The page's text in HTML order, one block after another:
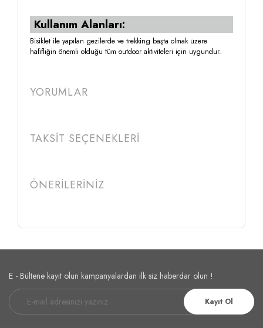
Kullanım Alanları:
Bisiklet ile yapılan gezilerde ve trekking başta olmak üzere
hafifliğin önemli olduğu tüm outdoor aktiviteleri için uygundur.
YORUMLAR
TAKSİT SEÇENEKLERİ
ÖNERİLERİNİZ
E - Bültene kayıt olun kampanyalardan ilk siz haberdar olun !
Kayıt Ol